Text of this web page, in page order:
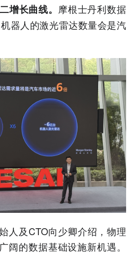
增长曲线。 摩根士丹利数据
器人的激光雷达数量会是汽
人及CTO向少卿介绍，物理
阔的数据基础设施新机遇。